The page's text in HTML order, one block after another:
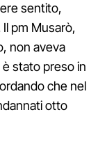
sentito,
pm Musarò,
non aveva
stato preso in
che nel
otto